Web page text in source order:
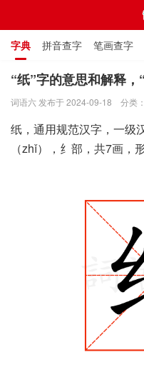
字典 拼音查字 笔画查字
通用规范汉字表 叠字大全
“纸”字的意思和解释
词语六 发布于 2024-09-18 分类：
纸，通用规范汉字，一级
（zhǐ），纟部，共7画，